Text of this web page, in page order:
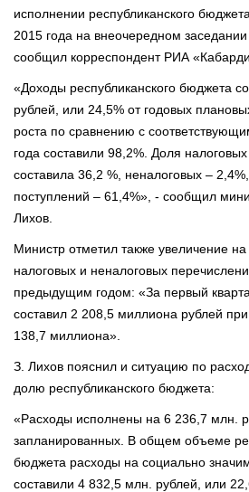
исполнении республиканского
2015 года на внеочередном
сообщил корреспондент РИА
«Доходы республиканского бюджета
рублей, или 24,5% от годовых
роста по сравнению с
года составили 98,2%. Доля
составила 36,2 %, неналоговых –
поступлений – 61,4%», - сообщил
Лихов.
Министр отметил также увеличение
налоговых и неналоговых
предыдущим годом: «За первый
составил 2 208,5 миллиона рублей
138,7 миллиона».
З. Лихов пояснил и ситуацию по
долю республиканского бюджета:
«Расходы исполнены на 6 236,7 млн.
запланированных. В общем объеме
бюджета расходы на социально
составили 4 832,5 млн. рублей, или